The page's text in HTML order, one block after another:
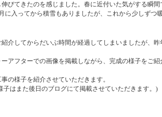
びてきたのを感じました。 春に近付いた気がする瞬間
に入ってから積雪もありましたが、 これから少しずつ
介してからだいぶ時間が経過してしまいましたが、
アフターでの画像を掲載しながら、完成の様子をご紹
の様子を紹介させていただきます。
子はまた後日のブログにて掲載させていただきます。 )